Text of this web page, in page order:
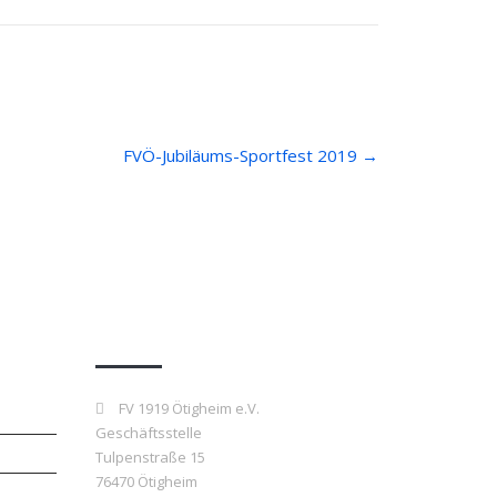
FVÖ-Jubiläums-Sportfest 2019 →
FV 1919 Ötigheim e.V.
Geschäftsstelle
Tulpenstraße 15
76470 Ötigheim